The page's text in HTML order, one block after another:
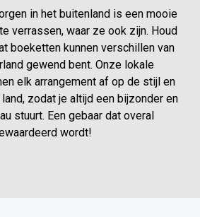
in het buitenland is een mooie
verrassen, waar ze ook zijn. Houd
boeketten kunnen verschillen van
gewend bent. Onze lokale
elk arrangement af op de stijl en
zodat je altijd een bijzonder en
stuurt. Een gebaar dat overal
wordt!